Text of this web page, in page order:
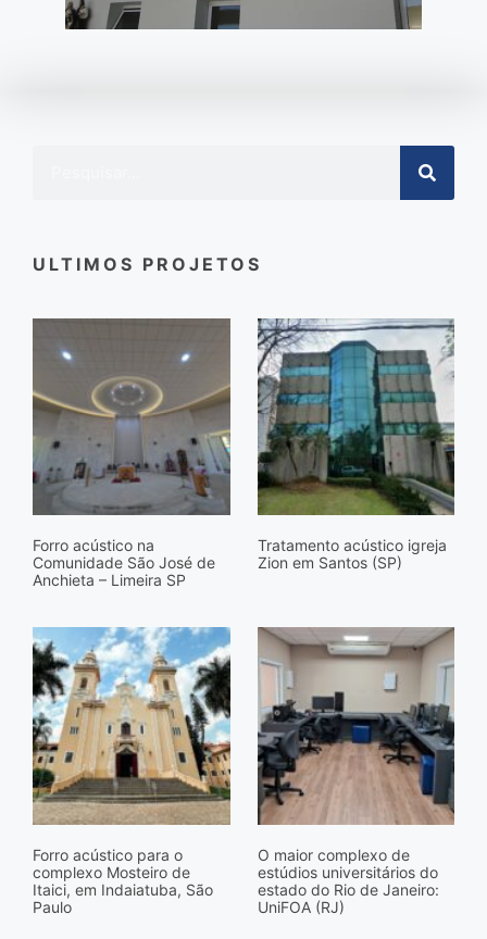
ULTIMOS PROJETOS
Forro acústico na
Comunidade São José de
Anchieta – Limeira SP
Tratamento acústico igreja
Zion em Santos (SP)
Forro acústico para o
complexo Mosteiro de
Itaici, em Indaiatuba, São
Paulo
O maior complexo de
estúdios universitários do
estado do Rio de Janeiro:
UniFOA (RJ)